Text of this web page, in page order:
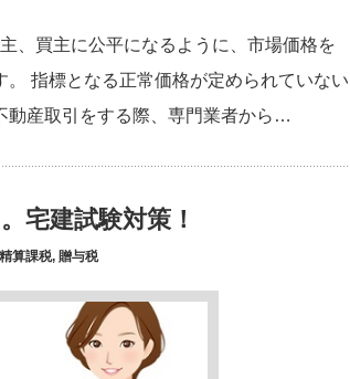
、買主に公平になるように、市場価格を
指標となる正常価格が定められていない
動産取引をする際、専門業者から…
宅建試験対策！
算課税, 贈与税